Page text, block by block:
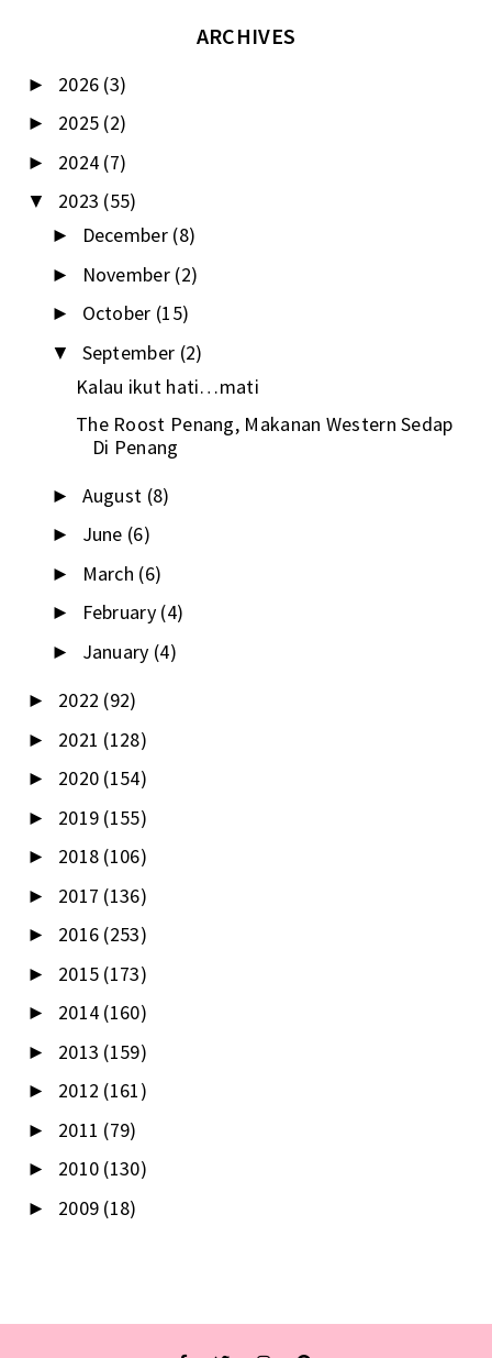
ARCHIVES
► 2026 (3)
► 2025 (2)
► 2024 (7)
▼ 2023 (55)
► December (8)
► November (2)
► October (15)
▼ September (2)
Kalau ikut hati…mati
The Roost Penang, Makanan Western Sedap
Di Penang
► August (8)
► June (6)
► March (6)
► February (4)
► January (4)
► 2022 (92)
► 2021 (128)
► 2020 (154)
► 2019 (155)
► 2018 (106)
► 2017 (136)
► 2016 (253)
► 2015 (173)
► 2014 (160)
► 2013 (159)
► 2012 (161)
► 2011 (79)
► 2010 (130)
► 2009 (18)